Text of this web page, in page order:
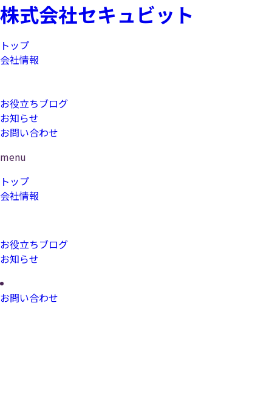
株式会社セキュビット
トップ
会社情報
お役立ちブログ
お知らせ
お問い合わせ
menu
トップ
会社情報
お役立ちブログ
お知らせ
お問い合わせ